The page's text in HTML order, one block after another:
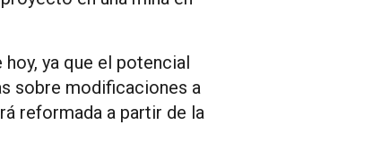
ya que el potencial
sobre modificaciones a
reformada a partir de la